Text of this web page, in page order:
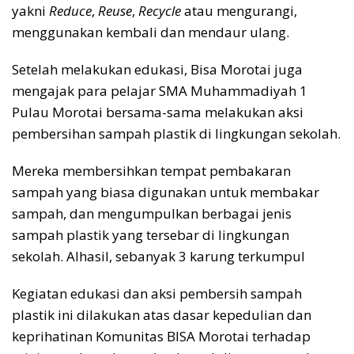
yakni Reduce, Reuse, Recycleatau mengurangi,
menggunakan kembali dan mendaur ulang.
Setelah melakukan edukasi, Bisa Morotai juga
mengajak para pelajar SMA Muhammadiyah 1
Pulau Morotai bersama-sama melakukan aksi
pembersihan sampah plastik di lingkungan sekolah.
Mereka membersihkan tempat pembakaran
sampah yang biasa digunakan untuk membakar
sampah, dan mengumpulkan berbagai jenis
sampah plastik yang tersebar di lingkungan
sekolah. Alhasil, sebanyak 3 karung terkumpul
Kegiatan edukasi dan aksi pembersih sampah
plastik ini dilakukan atas dasar kepedulian dan
keprihatinan Komunitas BISA Morotai terhadap